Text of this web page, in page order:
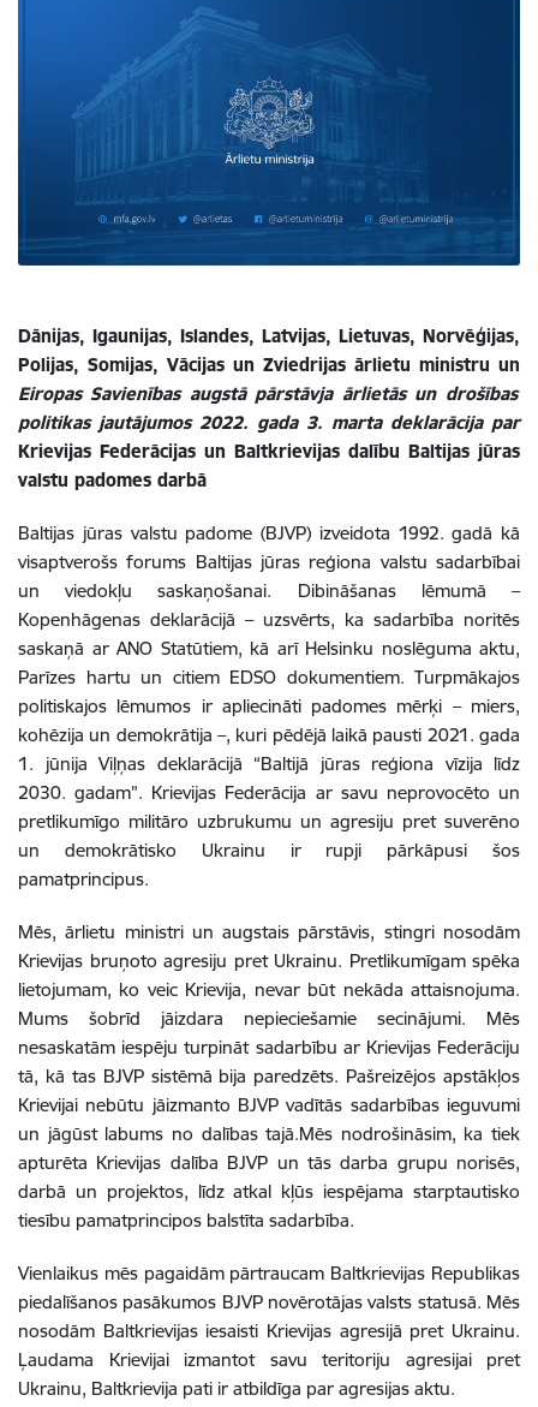
Dānijas, Igaunijas, Islandes, Latvijas, Lietuvas, Norvēģijas,
Polijas, Somijas, Vācijas un Zviedrijas ārlietu ministru un
Eiropas Savienības augstā pārstāvja ārlietās un drošības
politikas jautājumos 2022. gada 3. marta deklarācija par
Krievijas Federācijas un Baltkrievijas dalību Baltijas jūras
valstu padomes darbā
Baltijas jūras valstu padome (BJVP) izveidota 1992. gadā kā
visaptverošs forums Baltijas jūras reģiona valstu sadarbībai
un viedokļu saskaņošanai. Dibināšanas lēmumā –
Kopenhāgenas deklarācijā – uzsvērts, ka sadarbība noritēs
saskaņā ar ANO Statūtiem, kā arī Helsinku noslēguma aktu,
Parīzes hartu un citiem EDSO dokumentiem. Turpmākajos
politiskajos lēmumos ir apliecināti padomes mērķi – miers,
kohēzija un demokrātija –, kuri pēdējā laikā pausti 2021. gada
1. jūnija Viļņas deklarācijā “Baltijā jūras reģiona vīzija līdz
2030. gadam”. Krievijas Federācija ar savu neprovocēto un
pretlikumīgo militāro uzbrukumu un agresiju pret suverēno
un demokrātisko Ukrainu ir rupji pārkāpusi šos
pamatprincipus.
Mēs, ārlietu ministri un augstais pārstāvis, stingri nosodām
Krievijas bruņoto agresiju pret Ukrainu. Pretlikumīgam spēka
lietojumam, ko veic Krievija, nevar būt nekāda attaisnojuma.
Mums šobrīd jāizdara nepieciešamie secinājumi. Mēs
nesaskatām iespēju turpināt sadarbību ar Krievijas Federāciju
tā, kā tas BJVP sistēmā bija paredzēts. Pašreizējos apstākļos
Krievijai nebūtu jāizmanto BJVP vadītās sadarbības ieguvumi
un jāgūst labums no dalības tajā.Mēs nodrošināsim, ka tiek
apturēta Krievijas dalība BJVP un tās darba grupu norisēs,
darbā un projektos, līdz atkal kļūs iespējama starptautisko
tiesību pamatprincipos balstīta sadarbība.
Vienlaikus mēs pagaidām pārtraucam Baltkrievijas Republikas
piedalīšanos pasākumos BJVP novērotājas valsts statusā. Mēs
nosodām Baltkrievijas iesaisti Krievijas agresijā pret Ukrainu.
Ļaudama Krievijai izmantot savu teritoriju agresijai pret
Ukrainu, Baltkrievija pati ir atbildīga par agresijas aktu.